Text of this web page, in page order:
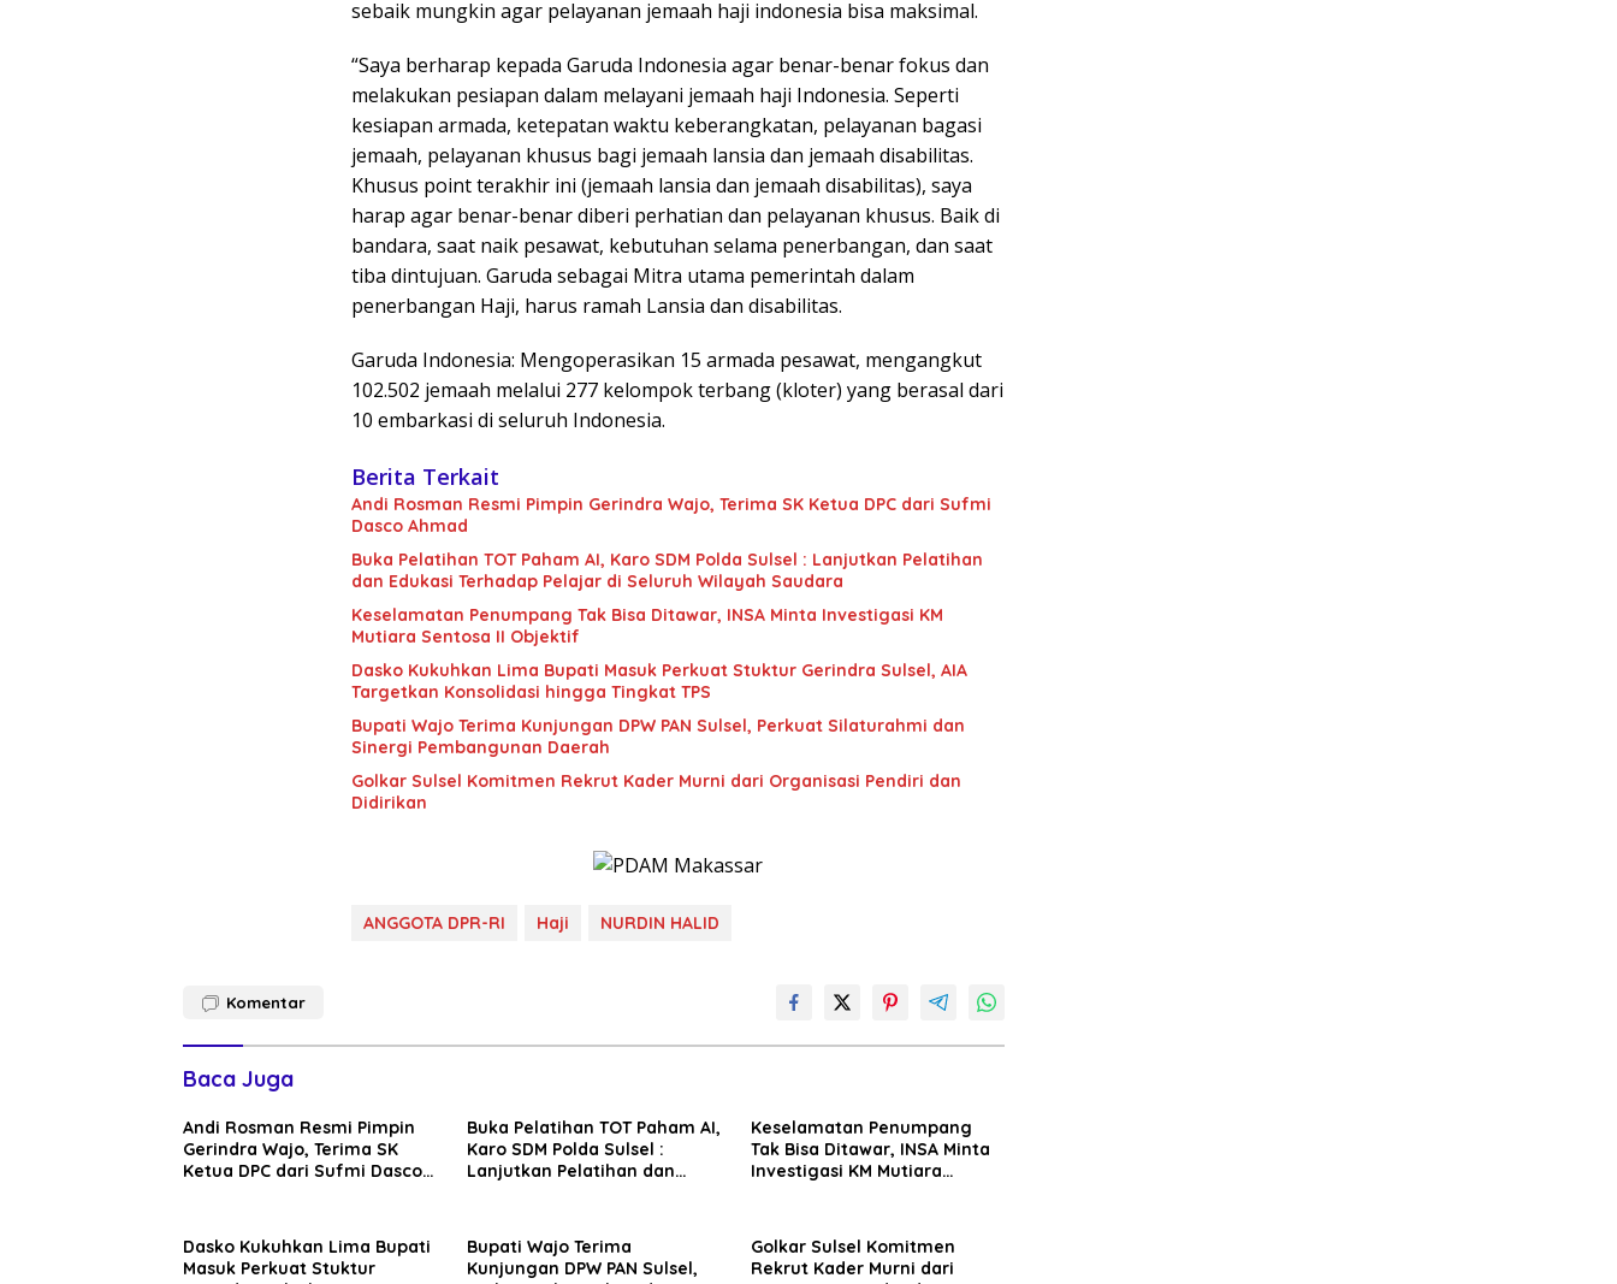
sebaik mungkin agar pelayanan jemaah haji indonesia bisa maksimal.
“Saya berharap kepada Garuda Indonesia agar benar-benar fokus dan
melakukan pesiapan dalam melayani jemaah haji Indonesia. Seperti
kesiapan armada, ketepatan waktu keberangkatan, pelayanan bagasi
jemaah, pelayanan khusus bagi jemaah lansia dan jemaah disabilitas.
Khusus point terakhir ini (jemaah lansia dan jemaah disabilitas), saya
harap agar benar-benar diberi perhatian dan pelayanan khusus. Baik di
bandara, saat naik pesawat, kebutuhan selama penerbangan, dan saat
tiba dintujuan. Garuda sebagai Mitra utama pemerintah dalam
penerbangan Haji, harus ramah Lansia dan disabilitas.
Garuda Indonesia: Mengoperasikan 15 armada pesawat, mengangkut
102.502 jemaah melalui 277 kelompok terbang (kloter) yang berasal dari
10 embarkasi di seluruh Indonesia.
Berita Terkait
Andi Rosman Resmi Pimpin Gerindra Wajo, Terima SK Ketua DPC dari Sufmi
Dasco Ahmad
Buka Pelatihan TOT Paham AI, Karo SDM Polda Sulsel : Lanjutkan Pelatihan
dan Edukasi Terhadap Pelajar di Seluruh Wilayah Saudara
Keselamatan Penumpang Tak Bisa Ditawar, INSA Minta Investigasi KM
Mutiara Sentosa II Objektif
Dasko Kukuhkan Lima Bupati Masuk Perkuat Stuktur Gerindra Sulsel, AIA
Targetkan Konsolidasi hingga Tingkat TPS
Bupati Wajo Terima Kunjungan DPW PAN Sulsel, Perkuat Silaturahmi dan
Sinergi Pembangunan Daerah
Golkar Sulsel Komitmen Rekrut Kader Murni dari Organisasi Pendiri dan
Didirikan
ANGGOTA DPR-RI Haji NURDIN HALID
Komentar
Baca Juga
Andi Rosman Resmi Pimpin
Gerindra Wajo, Terima SK
Ketua DPC dari Sufmi Dasco
Buka Pelatihan TOT Paham AI,
Karo SDM Polda Sulsel :
Lanjutkan Pelatihan dan
Keselamatan Penumpang
Tak Bisa Ditawar, INSA Minta
Investigasi KM Mutiara
Dasko Kukuhkan Lima Bupati
Masuk Perkuat Stuktur
Bupati Wajo Terima
Kunjungan DPW PAN Sulsel,
Golkar Sulsel Komitmen
Rekrut Kader Murni dari